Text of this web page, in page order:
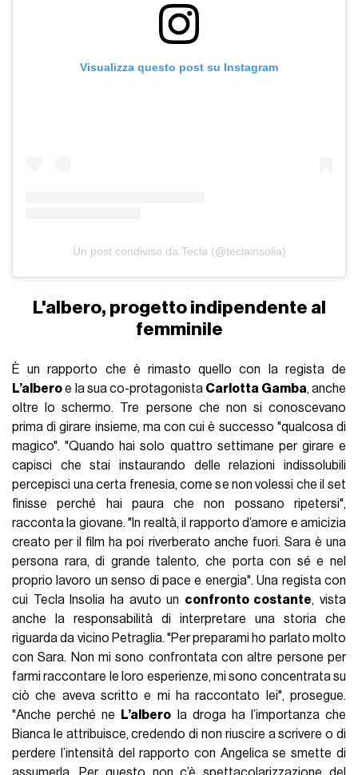
Visualizza questo post su Instagram
Un post condiviso da Tecla (@teclainsolia)
L'albero, progetto indipendente al
femminile
È un rapporto che è rimasto quello con la regista de
L’alberoe la sua co-protagonista Carlotta Gamba, anche
oltre lo schermo. Tre persone che non si conoscevano
prima di girare insieme, ma con cui è successo "qualcosa di
magico". "Quando hai solo quattro settimane per girare e
capisci che stai instaurando delle relazioni indissolubili
percepisci una certa frenesia, come se non volessi che il set
finisse perché hai paura che non possano ripetersi",
racconta la giovane. "In realtà, il rapporto d’amore e amicizia
creato per il film ha poi riverberato anche fuori. Sara è una
persona rara, di grande talento, che porta con sé e nel
proprio lavoro un senso di pace e energia". Una regista con
cui Tecla Insolia ha avuto un confronto costante, vista
anche la responsabilità di interpretare una storia che
riguarda da vicino Petraglia. "Per preparami ho parlato molto
con Sara. Non mi sono confrontata con altre persone per
farmi raccontare le loro esperienze, mi sono concentrata su
ciò che aveva scritto e mi ha raccontato lei", prosegue.
"Anche perché ne
L’albero la droga ha l’importanza che
Bianca le attribuisce, credendo di non riuscire a scrivere o di
perdere l’intensità del rapporto con Angelica se smette di